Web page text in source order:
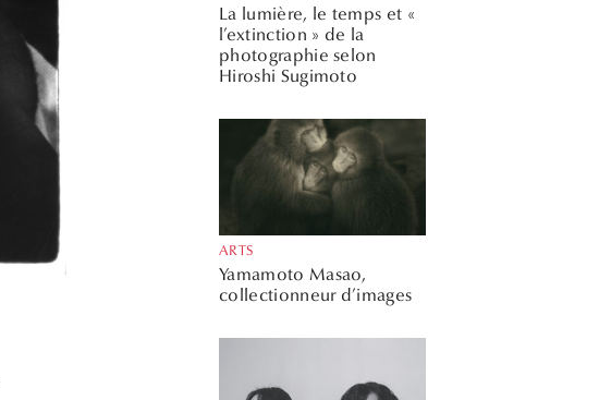
La lumière, le temps et «
l’extinction » de la
photographie selon
Hiroshi Sugimoto
ARTS
Yamamoto Masao,
collectionneur d’images